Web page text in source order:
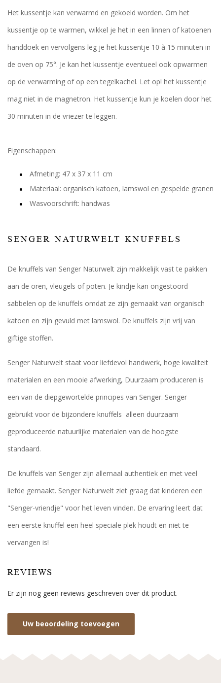
Het kussentje kan verwarmd en gekoeld worden. Om het
kussentje op te warmen, wikkel je het in een linnen of katoenen
handdoek en vervolgens leg je het kussentje 10 à 15 minuten in
de oven op 75°. Je kan het kussentje eventueel ook opwarmen
op de verwarming of op een tegelkachel. Let op! het kussentje
mag niet in de magnetron. Het kussentje kun je koelen door het
30 minuten in de vriezer te leggen.
Eigenschappen:
Afmeting: 47 x 37 x 11 cm
Materiaal: organisch katoen, lamswol en gespelde granen
Wasvoorschrift: handwas
SENGER NATURWELT KNUFFELS
De knuffels van Senger Naturwelt zijn makkelijk vast te pakken
aan de oren, vleugels of poten. Je kindje kan ongestoord
sabbelen op de knuffels omdat ze zijn gemaakt van organisch
katoen en zijn gevuld met lamswol. De knuffels zijn vrij van
giftige stoffen.
Senger Naturwelt staat voor liefdevol handwerk, hoge kwaliteit
materialen en een mooie afwerking, Duurzaam produceren is
een van de diepgewortelde principes van Senger. Senger
gebruikt voor de bijzondere knuffels alleen duurzaam
geproduceerde natuurlijke materialen van de hoogste
standaard.
De knuffels van Senger zijn allemaal authentiek en met veel
liefde gemaakt. Senger Naturwelt ziet graag dat kinderen een
"Senger-vriendje" voor het leven vinden. De ervaring leert dat
een eerste knuffel een heel speciale plek houdt en niet te
vervangen is!
REVIEWS
Er zijn nog geen reviews geschreven over dit product.
Uw beoordeling toevoegen